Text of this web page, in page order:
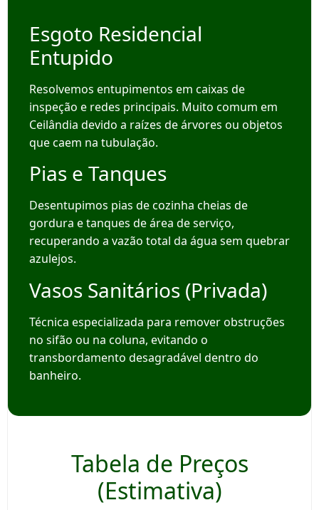
Esgoto Residencial
Entupido
Resolvemos entupimentos em caixas de
inspeção e redes principais. Muito comum em
Ceilândia devido a raízes de árvores ou objetos
que caem na tubulação.
Pias e Tanques
Desentupimos pias de cozinha cheias de
gordura e tanques de área de serviço,
recuperando a vazão total da água sem quebrar
azulejos.
Vasos Sanitários (Privada)
Técnica especializada para remover obstruções
no sifão ou na coluna, evitando o
transbordamento desagradável dentro do
banheiro.
Tabela de Preços
(Estimativa)